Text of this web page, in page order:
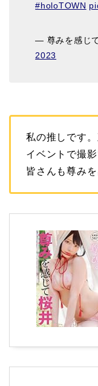
#holoTOWN
— 尊みを感じ
2023
私の推しです
イベントで撮
皆さんも尊み